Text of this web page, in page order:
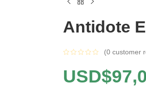
Antidote
(0 customer
USD$